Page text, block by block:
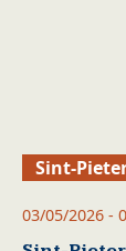
Sint-
03/05/2026 -